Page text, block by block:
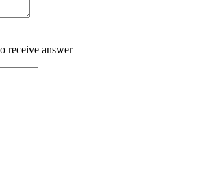
receive answer